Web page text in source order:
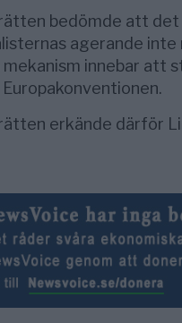
bedömde att
agerande
mekanism innebar
erkände därför